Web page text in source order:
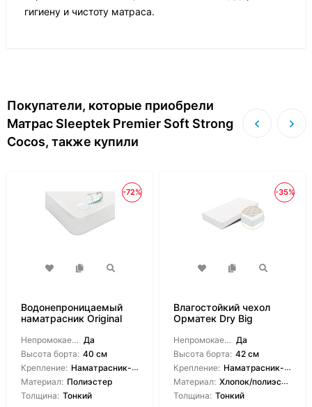
гигиену и чистоту матраса.
Покупатели, которые приобрели
Матрас Sleeptek Premier Soft Strong
Cocos, также купили
-72%
Водонепроницаемый
наматрасник Original
Непромокаемый: Да
Высота борта: 40 см
Крепление: Наматрасник-чехол
Материал: Полиэстер
Толщина: Тонкий
-35%
Влагостойкий чехол
Орматек Dry Big
Непромокаемый: Да
Высота борта: 42 см
Крепление: Наматрасник-чехол
Материал: Хлопок/полиэстер
Толщина: Тонкий